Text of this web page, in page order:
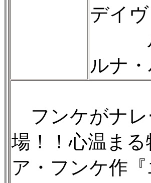
デイ
ル
ルナ
フンケがナレ
場！！心温ま
ア・フンケ作